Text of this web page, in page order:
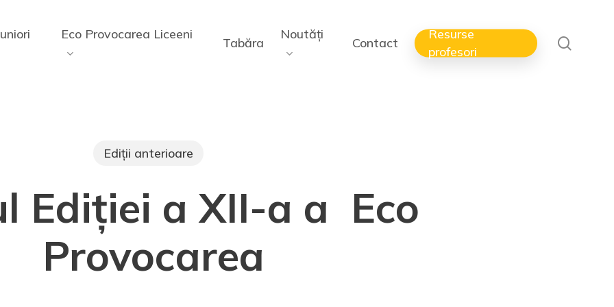
Eco Provocarea Liceeni
Tabăra
Noutăți
Contact
Resurse
profesori
Ediții anterioare
Ediției a XII-a a Eco
Provocarea